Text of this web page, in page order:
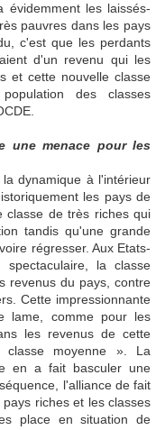
les laissés-
pauvres dans les pays
c'est que les perdants
d'un revenu qui les
et cette nouvelle classe
des classes
une menace pour les
dynamique à l'intérieur
les pays de
classe de très riches qui
tandis qu'une grande
régresser. Aux Etats-
la classe
revenus du pays, contre
Cette impressionnante
lame, comme pour les
les revenus de cette
moyenne ». La
en a fait basculer une
l'alliance de fait
riches et les classes
place en situation de